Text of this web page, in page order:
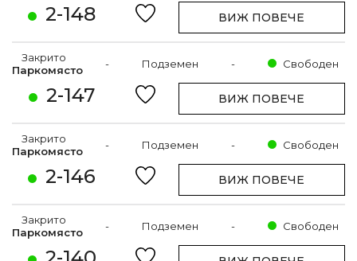
2-148 ВИЖ ПОВЕЧЕ
2-147
Закрито
Паркомясто
- Подземен - Свободен
ВИЖ ПОВЕЧЕ
2-146
Закрито
Паркомясто
- Подземен - Свободен
ВИЖ ПОВЕЧЕ
Закрито
Паркомясто
- Подземен - Свободен